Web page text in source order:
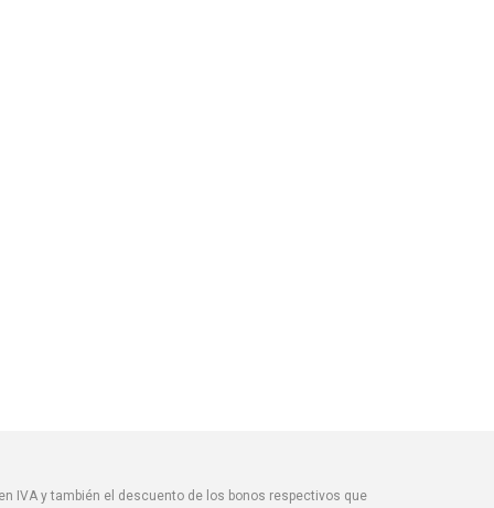
IVA y también el descuento de los bonos respectivos que